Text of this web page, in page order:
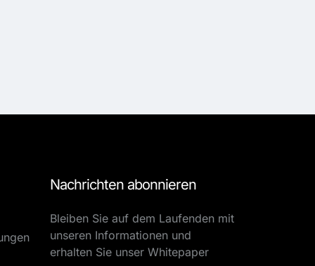
Nachrichten abonnieren
Bleiben Sie auf dem Laufenden mit
unseren Informationen und
erhalten Sie unser Whitepaper